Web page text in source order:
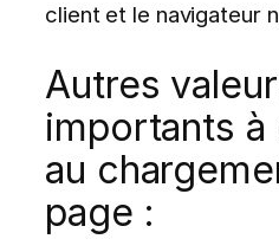
client et le navigateur
Autres
importants
au
page :